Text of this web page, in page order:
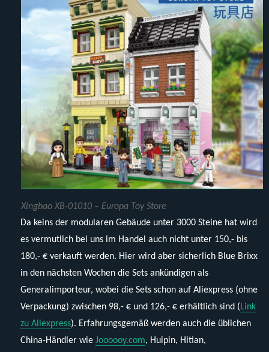
Xingbao XB-01010 – Europa Toy Store
Da keins der modularen Gebäude unter 3000 Steine hat wird
es vermutlich bei uns im Handel auch nicht unter 150,- bis
180,- € verkauft werden. Hier wird aber sicherlich Blue Brixx
in den nächsten Wochen die Sets ankündigen als
Generalimporteur, wobei die Sets schon auf Aliexpress (ohne
Verpackung) zwischen 98,- € und 126,- € erhältlich sind (Link
zu Aliexpress). Erfahrungsgemäß werden auch die üblichen
China-Händler wieJoooooy.com, Huipin, Hitian,